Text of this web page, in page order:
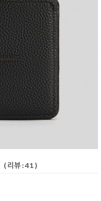
( 리뷰 : 41 )